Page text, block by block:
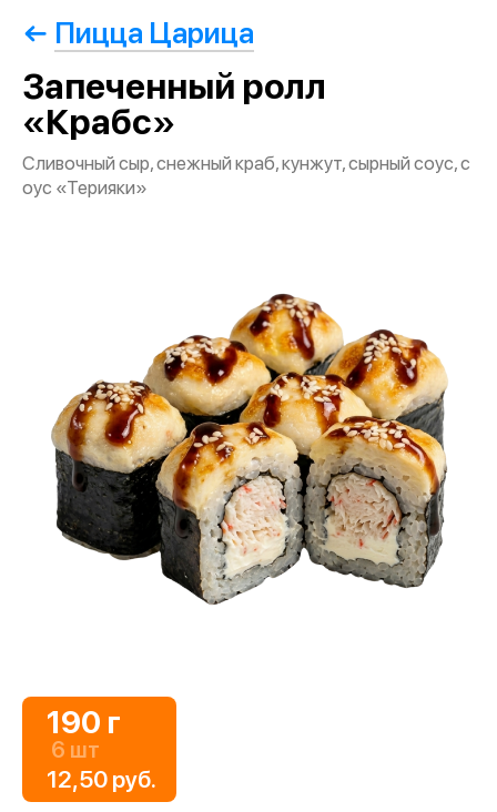
Пицца Царица
Запеченный ролл
«Крабс»
Сливочный сыр, снежный краб, кунжут, сырный соус, с
оус «Терияки»
190 г
6 шт
12,50 руб.